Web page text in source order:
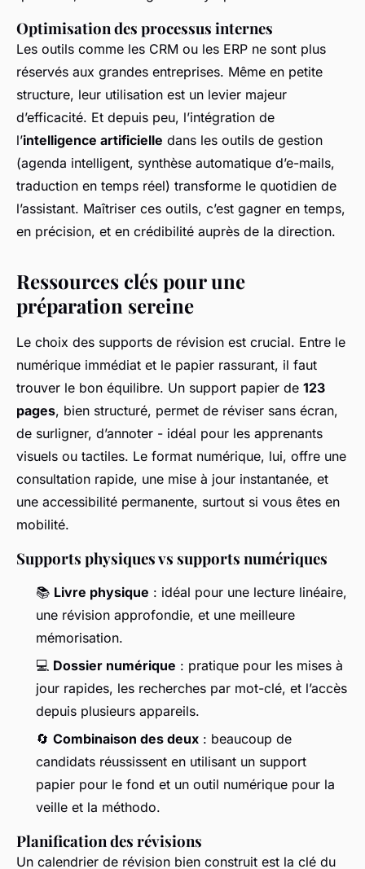
Optimisation des processus internes
Les outils comme les CRM ou les ERP ne sont plus
réservés aux grandes entreprises. Même en petite
structure, leur utilisation est un levier majeur
d’efficacité. Et depuis peu, l’intégration de
l’intelligence artificielle dans les outils de gestion
(agenda intelligent, synthèse automatique d’e-mails,
traduction en temps réel) transforme le quotidien de
l’assistant. Maîtriser ces outils, c’est gagner en temps,
en précision, et en crédibilité auprès de la direction.
Ressources clés pour une
préparation sereine
Le choix des supports de révision est crucial. Entre le
numérique immédiat et le papier rassurant, il faut
trouver le bon équilibre. Un support papier de 123
pages, bien structuré, permet de réviser sans écran,
de surligner, d’annoter - idéal pour les apprenants
visuels ou tactiles. Le format numérique, lui, offre une
consultation rapide, une mise à jour instantanée, et
une accessibilité permanente, surtout si vous êtes en
mobilité.
Supports physiques vs supports numériques
📚 Livre physique : idéal pour une lecture linéaire,
une révision approfondie, et une meilleure
mémorisation.
💻 Dossier numérique : pratique pour les mises à
jour rapides, les recherches par mot-clé, et l’accès
depuis plusieurs appareils.
🔄 Combinaison des deux : beaucoup de
candidats réussissent en utilisant un support
papier pour le fond et un outil numérique pour la
veille et la méthodo.
Planification des révisions
Un calendrier de révision bien construit est la clé du